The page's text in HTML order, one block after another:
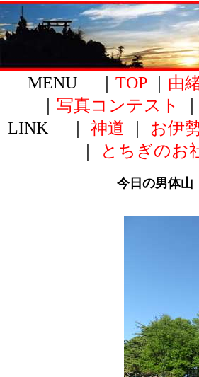
MENU ｜ TOP｜ 由
写真コンテスト
LINK ｜ 神道 お伊
とちぎのお
今日の男体山